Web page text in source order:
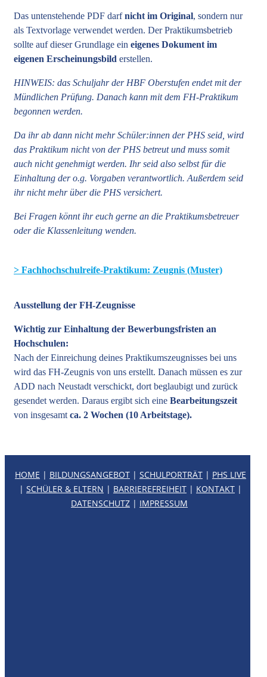
Das untenstehende PDF darfnicht im Original, sondern nur
als Textvorlage verwendet werden. Der Praktikumsbetrieb
sollte auf dieser Grundlage ein eigenes Dokument im
eigenen Erscheinungsbild erstellen.
HINWEIS: das Schuljahr der HBF Oberstufen endet mit der
Mündlichen Prüfung. Danach kann mit dem FH-Praktikum
begonnen werden.
Da ihr ab dann nicht mehr Schüler:innen der PHS seid, wird
das Praktikum nicht von der PHS betreut und muss somit
auch nicht genehmigt werden. Ihr seid also selbst für die
Einhaltung der o.g. Vorgaben verantwortlich. Außerdem seid
ihr nicht mehr über die PHS versichert.
Bei Fragen könnt ihr euch gerne an die Praktikumsbetreuer
oder die Klassenleitung wenden.
> Fachhochschulreife-Praktikum: Zeugnis (Muster)
Ausstellung der FH-Zeugnisse
Wichtig zur Einhaltung der Bewerbungsfristen an
Hochschulen:
Nach der Einreichung deines Praktikumszeugnisses bei uns
wird das FH-Zeugnis von uns erstellt. Danach müssen es zur
ADD nach Neustadt verschickt, dort beglaubigt und zurück
gesendet werden. Daraus ergibt sich eine Bearbeitungszeit
von insgesamt ca. 2 Wochen (10 Arbeitstage).
HOME | BILDUNGSANGEBOT | SCHULPORTRÄT | PHS LIVE
| SCHÜLER & ELTERN | BARRIEREFREIHEIT | KONTAKT |
DATENSCHUTZ | IMPRESSUM